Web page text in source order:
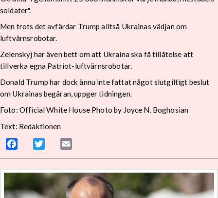
soldater".
Men trots det avfärdar Trump alltså Ukrainas vädjan om
luftvärnsrobotar.
Zelenskyj har även bett om att Ukraina ska få tillåtelse att
tillverka egna Patriot-luftvärnsrobotar.
Donald Trump har dock ännu inte fattat något slutgiltigt beslut
om Ukrainas begäran, uppger tidningen.
Foto: Official White House Photo by Joyce N. Boghosian
Text: Redaktionen
Facebook Twitter